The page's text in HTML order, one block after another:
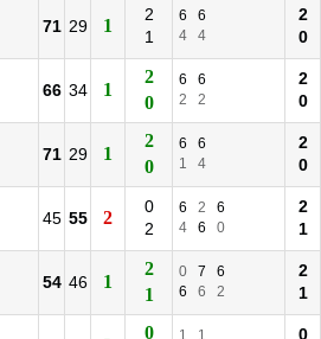
71 29 1
2
1
6
6
4
4
2
0
66 34 1
2
0
6
6
2
2
2
0
71 29 1
2
0
6
6
1
4
2
0
45 55 2
0
2
6 2
6
4
6 0
2
1
54 46 1
2
1
0 7
6
6
6 2
2
1
0
1
1
0